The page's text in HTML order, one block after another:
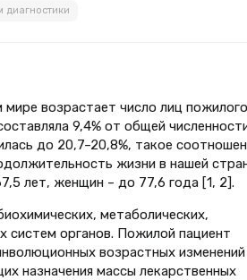
диагностики
возрастает число лиц
9,4% от общей
до 20,7–20,8%, такое
жизни в нашей
лет, женщин – до 77,6 года [1, 2].
метаболических,
систем органов. Пожилой пациент
возрастных изменений
назначения массы лекарственных